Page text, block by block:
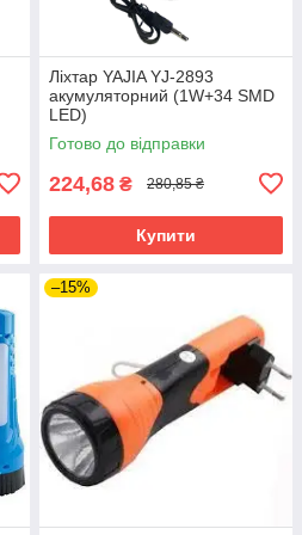
Ліхтар YAJIA YJ-2893
акумуляторний (1W+34 SMD
LED)
Готово до відправки
224,68 ₴ 280,85 ₴
Купити
–15%